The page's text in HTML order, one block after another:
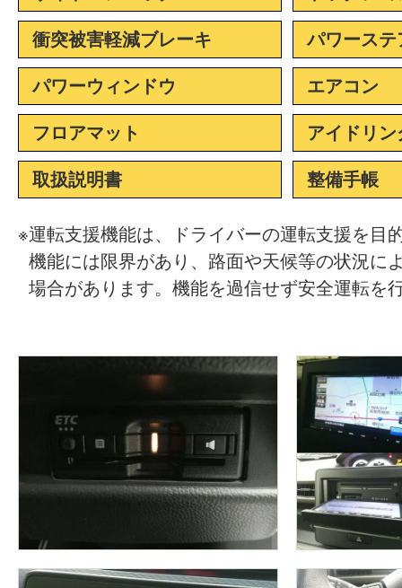
衝突被害軽減ブレーキ パワーステ
パワーウィンドウ エアコン
フロアマット アイドリ
取扱説明書 整備手帳
※運転支援機能は、ドライバーの運転支援を目
機能には限界があり、路面や天候等の状況に
場合があります。機能を過信せず安全運転を